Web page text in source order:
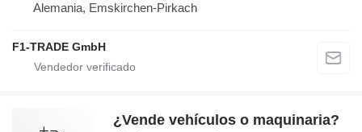
Alemania, Emskirchen-Pirkach
F1-TRADE GmbH
¿Vende vehículos o maquinaria?